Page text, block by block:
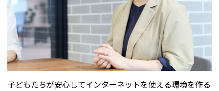
子どもたちが安心してインターネットを使える環境を作る